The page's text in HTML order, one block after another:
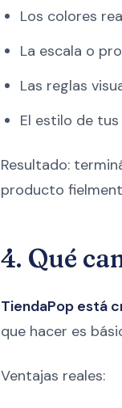
Los colores
La escala o
Las reglas
El estilo de
Resultado:
producto
4. Qué
TiendaPop está
que hacer es
Ventajas reales: